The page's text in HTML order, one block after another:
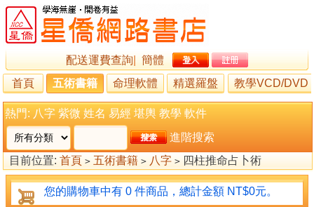
配送運費查詢
簡體
首頁
五術書籍 命理軟體 精選羅盤 教學VCD/DVD
熱門: 八字 紫微 姓名 易經 堪輿 教學 軟件
進階搜索
目前位置: 首頁 > 五術書籍 > 八字 > 四柱推命占卜術
您的購物車中有 0 件商品，總計金額 NT$0元。